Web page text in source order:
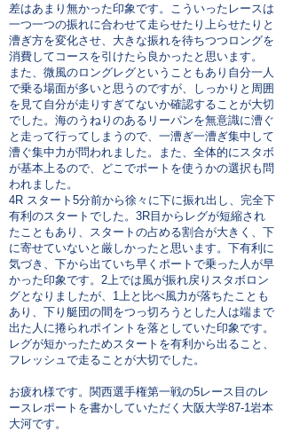
差はあまり無かった印象です。こういったレースは
一つ一つの振れに合わせて走らせたり上らせたりと
漕ぎ方を変化させ、大きな振れを待ちつつロングを
消費してコースを引けたら良かったと思います。
また、微風のロングレグということもあり自分一人
で乗る場面が多いと思うのですが、しっかりと周囲
を見て自分が走りすぎてないか確認することが大切
でした。海のうねりのあるリーパンを無意識に漕ぐ
と走って行ってしまうので、一漕ぎ一漕ぎ集中して
漕ぐ集中力が問われました。また、全体的にスタボ
が基本上るので、どこでポートを使うかの選択も問
われました。
4R スタート5分前から徐々に下に振れ出し、完全下
有利のスタートでした。3R目からレグが短縮され
たこともあり、スタートの占める割合が大きく、下
に寄せていないと厳しかったと思います。下有利に
気づき、下から出ていち早くポートで乗った人が早
かった印象です。2上では風が振れ戻りスタボロン
グとなりましたが、1上と比べ風力が落ちたことも
あり、下り艇団の間をつっ切ろうとした人は端まで
出た人に捲られポイントを落としていた印象です。
レグが短かったためスタートを有利から出ること、
フレッシュで走ることが大切でした。
お疲れ様です。関西選手権第一戦の5レース目のレ
ースレポートを書かしていただく大阪大学87-1岩本
大河です。